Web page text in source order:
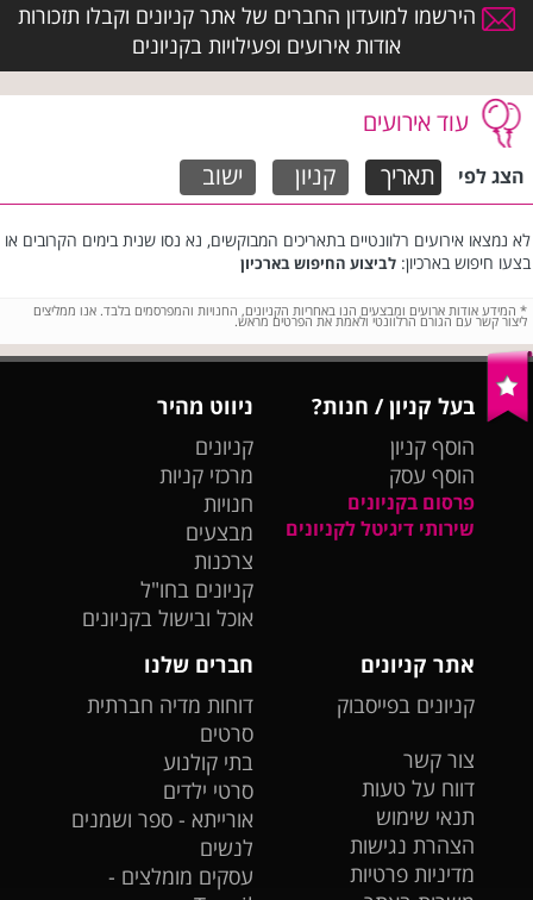
הירשמו למועדון החברים של אתר קניונים וקבלו תזכורות
אודות אירועים ופעילויות בקניונים
עוד אירועים
הצג לפי תאריך קניון ישוב
לא נמצאו אירועים רלוונטיים בתאריכים המבוקשים, נא נסו שנית בימים הקרובים או
בצעו חיפוש בארכיון: לביצוע החיפוש בארכיון
* המידע אודות ארועים ומבצעים הנו באחריות הקניונים, החנויות והמפרסמים בלבד. אנו ממליצים
ליצור קשר עם הגורם הרלוונטי ולאמת את הפרטים מראש.
בעל קניון / חנות?
הוסף קניון
הוסף עסק
פרסום בקניונים
שירותי דיגיטל לקניונים
ניווט מהיר
קניונים
מרכזי קניות
חנויות
מבצעים
צרכנות
קניונים בחו"ל
אוכל ובישול בקניונים
אתר קניונים
קניונים בפייסבוק
צור קשר
דווח על טעות
תנאי שימוש
הצהרת נגישות
מדיניות פרטיות
חברים שלנו
דוחות מדיה חברתית
סרטים
בתי קולנוע
סרטי ילדים
אורייתא - ספר ושמנים
לנשים
עסקים מומלצים -